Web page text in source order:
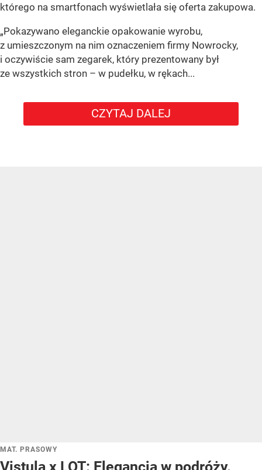
którego na smartfonach wyświetlała się oferta zakupowa.
„Pokazywano eleganckie opakowanie wyrobu,
z umieszczonym na nim oznaczeniem firmy Nowrocky,
i oczywiście sam zegarek, który prezentowany był
ze wszystkich stron – w pudełku, w rękach...
CZYTAJ DALEJ
MAT. PRASOWY